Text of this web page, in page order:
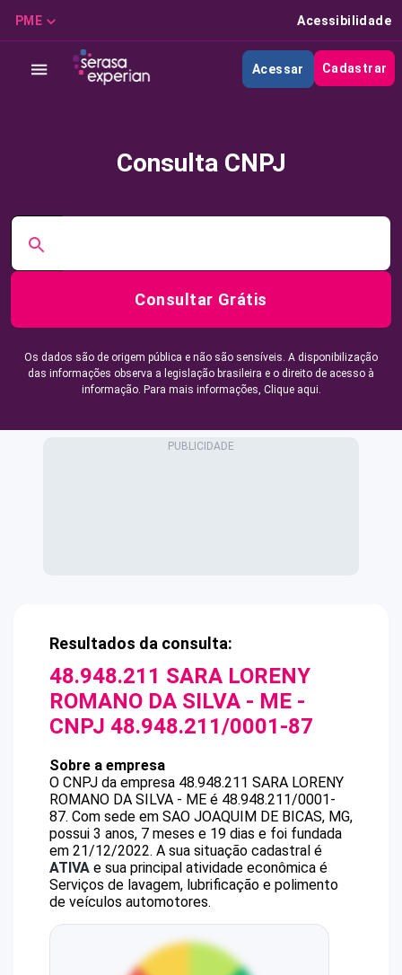
PME Acessibilidade
Acessar Cadastrar
Consulta CNPJ
Consultar Grátis
Os dados são de origem pública e não são sensíveis. A disponibilização
das informações observa a legislação brasileira e o direito de acesso à
informação. Para mais informações, Clique aqui.
Resultados da consulta:
48.948.211 SARA LORENY
ROMANO DA SILVA - ME -
CNPJ 48.948.211/0001-87
Sobre a empresa
O CNPJ da empresa 48.948.211 SARA LORENY
ROMANO DA SILVA - ME é 48.948.211/0001-
87. Com sede em SAO JOAQUIM DE BICAS, MG,
possui 3 anos, 7 meses e 19 dias e foi fundada
em 21/12/2022. A sua situação cadastral é
ATIVA e sua principal atividade econômica é
Serviços de lavagem, lubrificação e polimento
de veículos automotores.